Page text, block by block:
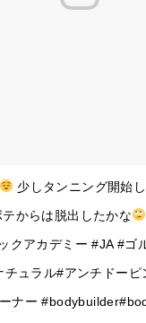
少しタンニング開始
からは脱出したかな
クアカデミー #JA #ゴ
チュラル#アンチドー
ナー